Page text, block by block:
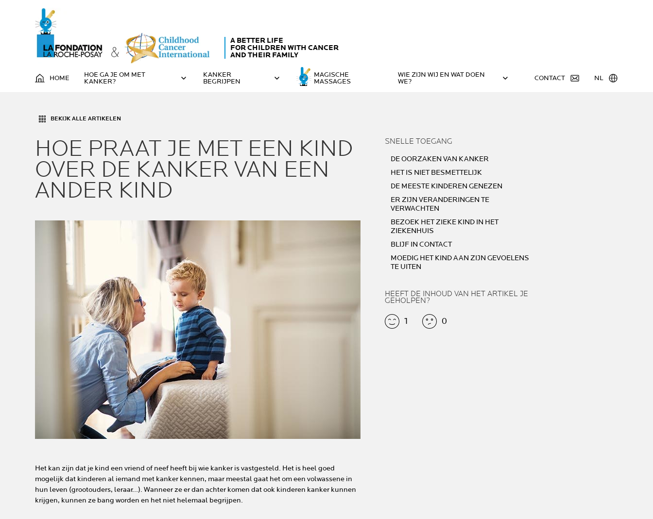
A BETTER LIFE
FOR CHILDREN WITH CANCER
AND THEIR FAMILY
HOME
HOE GA JE OM MET
KANKER?
KANKER
BEGRIJPEN
MAGISCHE
MASSAGES
WIE ZIJN WIJ EN WAT DOEN
WE?
CONTACT NL
BEKIJK ALLE ARTIKELEN
HOE PRAAT JE MET EEN KIND
OVER DE KANKER VAN EEN
ANDER KIND
Het kan zijn dat je kind een vriend of neef heeft bij wie kanker is vastgesteld. Het is heel goed
mogelijk dat kinderen al iemand met kanker kennen, maar meestal gaat het om een volwassene in
hun leven (grootouders, leraar...). Wanneer ze er dan achter komen dat ook kinderen kanker kunnen
krijgen, kunnen ze bang worden en het niet helemaal begrijpen.
SNELLE TOEGANG
DE OORZAKEN VAN KANKER
HET IS NIET BESMETTELIJK
DE MEESTE KINDEREN GENEZEN
ER ZIJN VERANDERINGEN TE
VERWACHTEN
BEZOEK HET ZIEKE KIND IN HET
ZIEKENHUIS
BLIJF IN CONTACT
MOEDIG HET KIND AAN ZIJN GEVOELENS
TE UITEN
HEEFT DE INHOUD VAN HET ARTIKEL JE
GEHOLPEN?
1 0